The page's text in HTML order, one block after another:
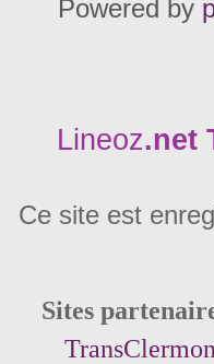
Powered by
Lineoz.net
Ce site est
Sites